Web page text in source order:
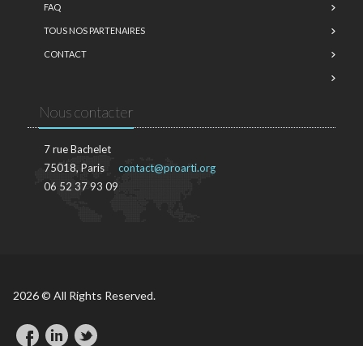
FAQ
TOUS NOS PARTENAIRES
CONTACT
Nous contacter
7 rue Bachelet
75018, Paris
06 52 37 93 09
contact@proarti.org
2026 © All Rights Reserved.